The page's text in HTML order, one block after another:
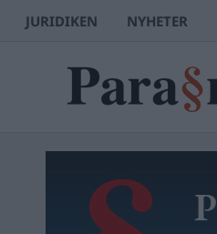
JURIDIKEN NYHETER